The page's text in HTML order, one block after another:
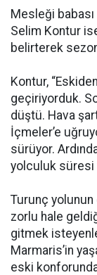
Mesleği
Selim Kontur ise
belirterek
Kontur,
geçiriyorduk.
düştü. Hava
İçmeler’e
sürüyor.
yolculuk süresi
Turunç yolunun
zorlu hale
gitmek
Marmaris’in
eski